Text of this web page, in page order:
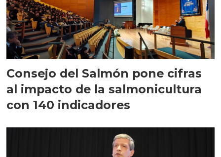
Consejo del Salmón pone cifras
al impacto de la salmonicultura
con 140 indicadores